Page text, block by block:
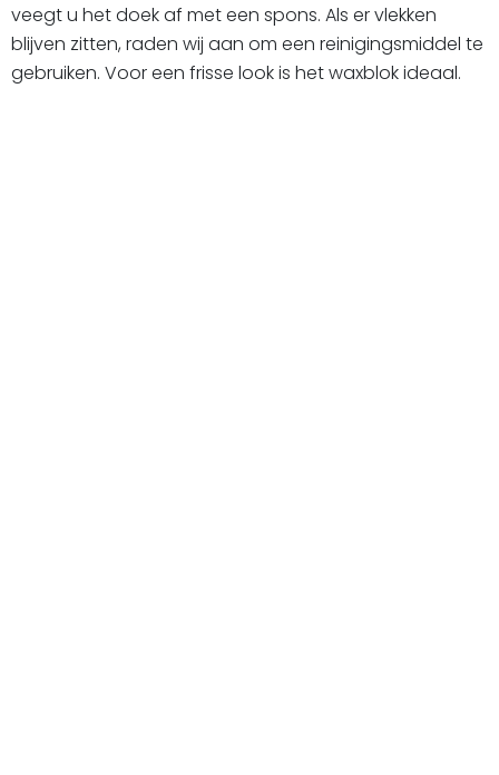
veegt u het doek af met een spons. Als er vlekken
blijven zitten, raden wij aan om een reinigingsmiddel te
gebruiken. Voor een frisse look is het waxblok ideaal.